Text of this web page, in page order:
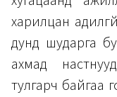
харилцан
дунд шударга
ахмад
тулгарч байгаа